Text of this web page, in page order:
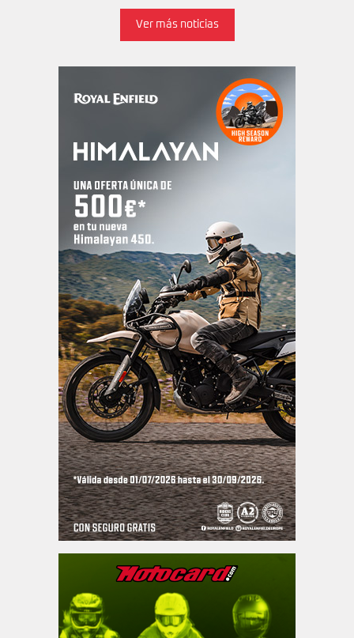
Ver más noticias